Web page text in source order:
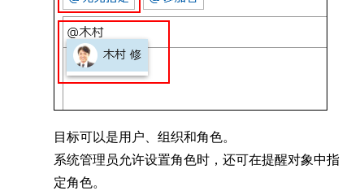
目标可以是用户、组织和角色。
系统管理员允许设置角色时，还可在提醒对象中指
定角色。